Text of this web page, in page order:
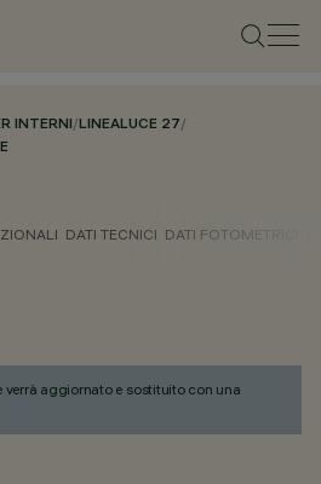
INTERNI/LINEALUCE 27/
DATI TECNICI DATI FOTOMETRICI
verrà aggiornato e sostituito con una